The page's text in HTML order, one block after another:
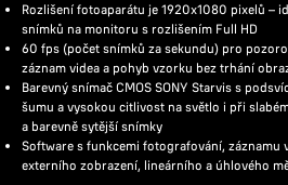
Rozlišení fotoaparátu je 1920x1080 pixelů –
snímků na monitoru s rozlišením Full HD
60 fps (počet snímků za sekundu) pro
záznam videa a pohyb vzorku bez trhání
Barevný snímač CMOS SONY Starvis s
šumu a vysokou citlivost na světlo i při
a barevně sytější snímky
Software s funkcemi fotografování, záznamu
externího zobrazení, lineárního a úhlového